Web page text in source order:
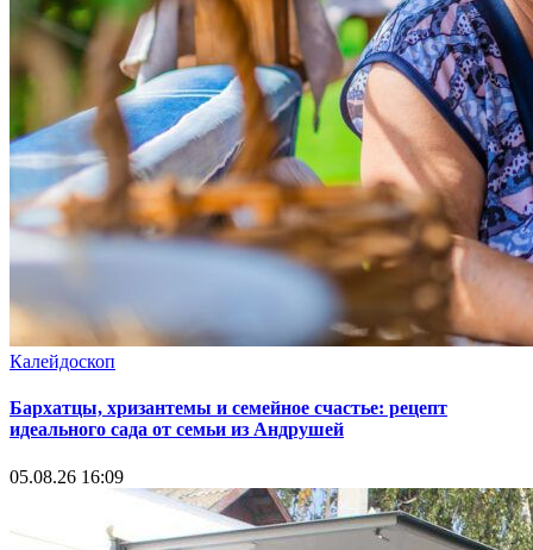
Калейдоскоп
Бархатцы, хризантемы и семейное счастье: рецепт
идеального сада от семьи из Андрушей
05.08.26 16:09